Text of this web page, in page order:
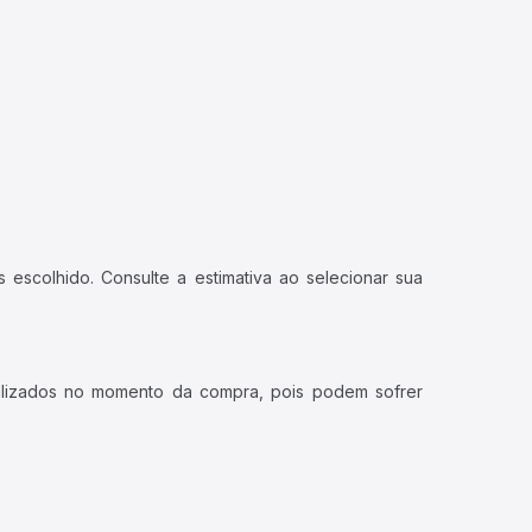
Consulte a estimativa ao selecionar sua
no momento da compra, pois podem sofrer